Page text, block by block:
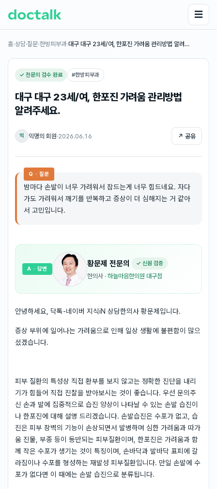
☰
홈›상담·질문›한방피부과›대구 대구 23세/여, 한포진 가려움 관리방법 알려…
✓ 전문의 검수 완료 #한방피부과
대구 대구 23세/여, 한포진 가려움 관리방법
알려주세요.
익 익명의 회원·2026.06.16 ↗ 공유
Q · 질문
밤마다 손발이 너무 가려워서 잠드는게 너무 힘드네요. 자다
가도 가려워서 깨기를 반복하고 증상이 더 심해지는 거 같아
서 고민입니다.
황문제 전문의 ✓ 신원 검증
한의사 · 하늘마음한의원 대구점
A · 답변
안녕하세요, 닥톡-네이버 지식iN 상담한의사 황문제입니다.
증상 부위에 일어나는 가려움으로 인해 일상 생활에 불편함이 많으
셨겠습니다.
피부 질환의 특성상 직접 환부를 보지 않고는 정확한 진단을 내리
기가 힘들어 직접 진찰을 받아보시는 것이 좋습니다. 우선 문의주
신 손과 발에 집중적으로 습진 양상이 나타날 수 있는 손발 습진이
나 한포진에 대해 설명 드리겠습니다. 손발습진은 수포가 없고, 습
진은 피부 장벽의 기능이 손상되면서 발병하며 심한 가려움과 따가
움 진물, 부종 등이 동반되는 피부질환이며, 한포진은 가려움과 함
께 작은 수포가 생기는 것이 특징이며, 손바닥과 발바닥 표피에 갈
라짐이나 수포를 형성하는 재발성 피부질환입니다. 만일 손발에 수
포가 없다면 이 때에는 손발 습진으로 분류됩니다.